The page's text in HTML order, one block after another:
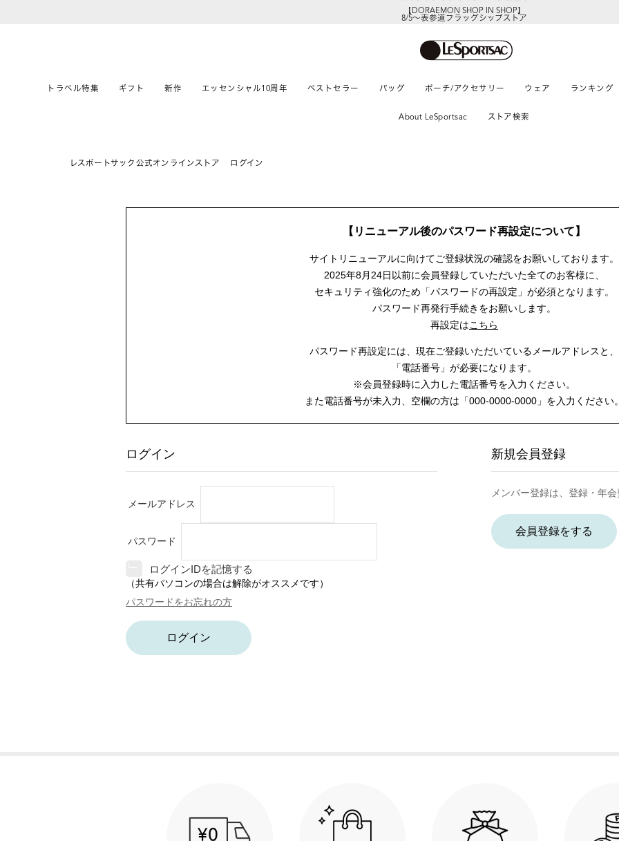
【DORAEMON SHOP IN SHOP】
8/5～表参道フラッグシップストア
トラベル特集 ギフト 新作 エッセンシャル10周年 ベストセラー バッグ ポーチ/アクセサリー ウェア ランキング
About LeSportsac ストア検索
レスポートサック公式オンラインストア ログイン
【リニューアル後のパスワード再設定について】
サイトリニューアルに向けてご登録状況の確認をお願いしております。
2025年8月24日以前に会員登録していただいた全てのお客様に、
セキュリティ強化のため「パスワードの再設定」が必須となります。
パスワード再発行手続きをお願いします。
再設定はこちら
パスワード再設定には、 現在ご登録いただいているメールアドレスと、
「電話番号」が必要になります。
※会員登録時に入力した電話番号を入力ください。
また電話番号が未入力、空欄の方は 「000-0000-0000」を入力ください。
ログイン
メールアドレス
パスワード
ログインIDを記憶する
（共有パソコンの場合は解除がオススメです）
パスワードをお忘れの方
ログイン
新規会員登録
メンバー登録は、登録・年会
会員登録をする